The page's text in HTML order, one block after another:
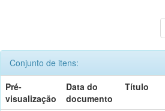
Conjunto de itens:
Pré-
visualização
Data do
documento
Título